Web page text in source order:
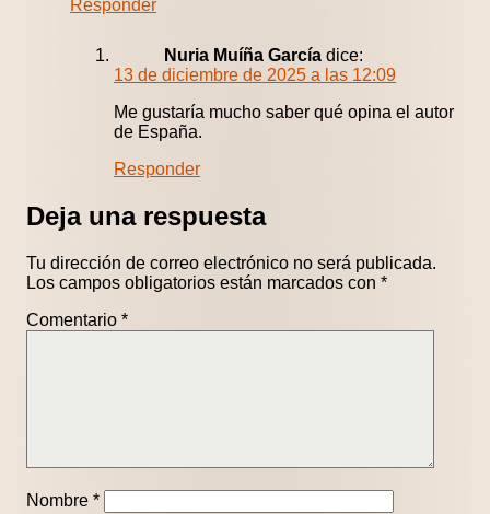
Responder
Nuria Muíña García dice:
13 de diciembre de 2025 a las 12:09
Me gustaría mucho saber qué opina el autor
de España.
Responder
Deja una respuesta
Tu dirección de correo electrónico no será publicada.
Los campos obligatorios están marcados con *
Comentario *
Nombre *